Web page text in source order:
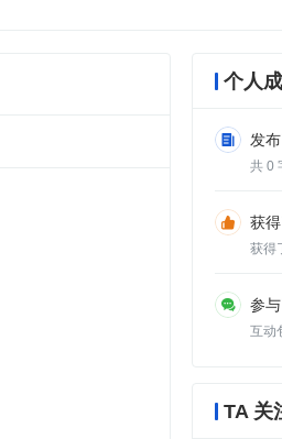
个人
发
共 0
获
获得
参
互动
TA 关